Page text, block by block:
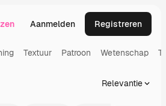
Aanmelden Registreren
Textuur Patroon Wetenschap
Relevantie